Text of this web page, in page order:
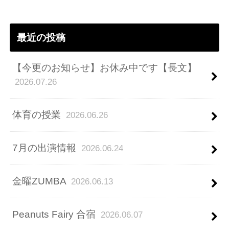
最近の投稿
【今更のお知らせ】お休み中です【長文】
2026.07.26
体育の授業 2026.06.26
7月の出演情報 2026.06.24
金曜ZUMBA 2026.06.13
Peanuts Fairy 合宿 2026.06.07